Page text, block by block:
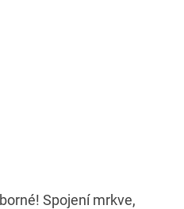
Spojení mrkve,